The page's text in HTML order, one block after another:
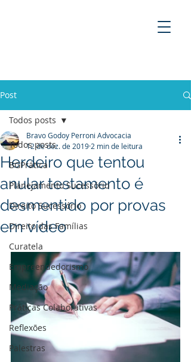
Post
Todos posts
BGPrática
Planejamento Sucessório
Direito Sucessório
Direito das Famílias
Curatela
Empreendedorismo
Mediaçāo
Práticas Colaborativas
Reflexões
Palestras
Todos posts
Herdeiro que tentou
anular testamento é
desmentido por provas
em vídeo
Bravo Godoy Perroni Advocacia
12 de dez. de 2019 2 min de leitura